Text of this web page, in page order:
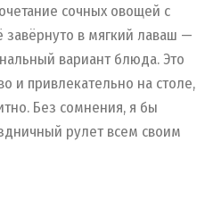
сочных овощей с
завёрнуто в мягкий лаваш —
вариант блюда. Это
и привлекательно на столе,
Без сомнения, я бы
рулет всем своим